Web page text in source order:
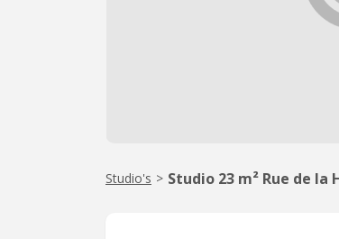
Studio's > Studio 23 m² Rue de